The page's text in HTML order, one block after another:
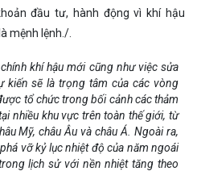
đầu tư, hành động vì khí hậu
mệnh lệnh./.
khí hậu mới cũng như việc sửa
kiến sẽ là trọng tâm của các vòng
tổ chức trong bối cảnh các thảm
nhiều khu vực trên toàn thế giới, từ
Mỹ, châu Âu và châu Á. Ngoài ra,
vỡ kỷ lục nhiệt độ của năm ngoái
lịch sử với nền nhiệt tăng theo